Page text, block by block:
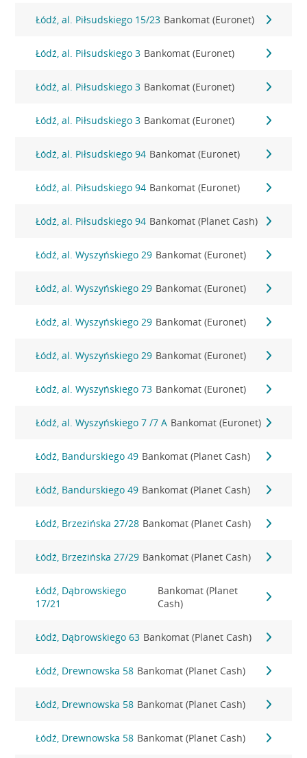
Łódź, al. Piłsudskiego 15/23 Bankomat (Euronet)
Łódź, al. Piłsudskiego 3 Bankomat (Euronet)
Łódź, al. Piłsudskiego 3 Bankomat (Euronet)
Łódź, al. Piłsudskiego 3 Bankomat (Euronet)
Łódź, al. Piłsudskiego 94 Bankomat (Euronet)
Łódź, al. Piłsudskiego 94 Bankomat (Euronet)
Łódź, al. Piłsudskiego 94 Bankomat (Planet Cash)
Łódź, al. Wyszyńskiego 29 Bankomat (Euronet)
Łódź, al. Wyszyńskiego 29 Bankomat (Euronet)
Łódź, al. Wyszyńskiego 29 Bankomat (Euronet)
Łódź, al. Wyszyńskiego 29 Bankomat (Euronet)
Łódź, al. Wyszyńskiego 73 Bankomat (Euronet)
Łódź, al. Wyszyńskiego 7 /7 A Bankomat (Euronet)
Łódź, Bandurskiego 49 Bankomat (Planet Cash)
Łódź, Bandurskiego 49 Bankomat (Planet Cash)
Łódź, Brzezińska 27/28 Bankomat (Planet Cash)
Łódź, Brzezińska 27/29 Bankomat (Planet Cash)
Łódź, Dąbrowskiego
17/21
Bankomat (Planet
Cash)
Łódź, Dąbrowskiego 63 Bankomat (Planet Cash)
Łódź, Drewnowska 58 Bankomat (Planet Cash)
Łódź, Drewnowska 58 Bankomat (Planet Cash)
Łódź, Drewnowska 58 Bankomat (Planet Cash)